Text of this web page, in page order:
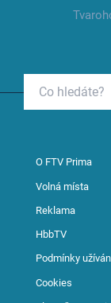
O FTV Prima
Volná místa
Reklama
HbbTV
Podmínky
Cookies